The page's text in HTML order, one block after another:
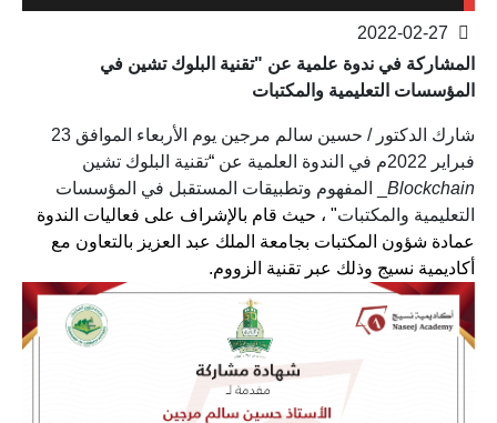
المشاركة في ندوة علمية عن "تقنية البلوك تشين في
المؤسسات التعليمية والمكتبات
شارك الدكتور / حسين سالم مرجين يوم الأربعاء الموافق 23
فبراير 2022م في الندوة العلمية عن
“تقنية البلوك تشين
Blockchain _ المفهوم وتطبيقات المستقبل في المؤسسات
التعليمية والمكتبات" ، حيث قام بالإشراف على فعاليات الندوة
عمادة شؤون المكتبات بجامعة الملك عبد العزيز بالتعاون مع
أكاديمية نسيج وذلك عبر تقنية الزووم.